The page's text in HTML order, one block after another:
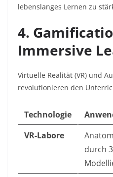
lebenslanges Lernen zu
4.
Immersive
Virtuelle Realität (VR) und
revolutionieren den
Technologie
VR-Labore
durch